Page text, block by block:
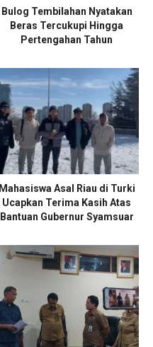
Bulog Tembilahan Nyatakan
Beras Tercukupi Hingga
Pertengahan Tahun
Mahasiswa Asal Riau di Turki
Ucapkan Terima Kasih Atas
Bantuan Gubernur Syamsuar